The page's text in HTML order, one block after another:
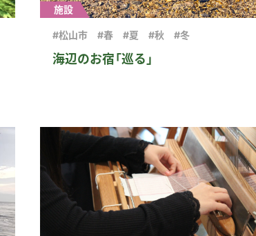
施設
海辺のお宿「巡る」
#松山市 #春 #夏 #秋 #冬